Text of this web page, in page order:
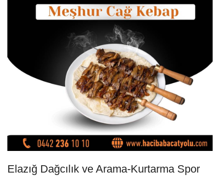
Elazığ Dağcılık ve Arama-Kurtarma Spor